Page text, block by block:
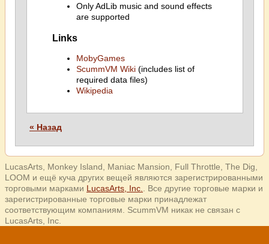
Only AdLib music and sound effects
are supported
Links
MobyGames
ScummVM Wiki(includes list of
required data files)
Wikipedia
« Назад
LucasArts, Monkey Island, Maniac Mansion, Full Throttle, The Dig,
LOOM и ещё куча других вещей являются зарегистрированными
торговыми марками LucasArts, Inc.
. Все другие торговые марки и
зарегистрированные торговые марки принадлежат
соответствующим компаниям. ScummVM никак не связан с
LucasArts, Inc.